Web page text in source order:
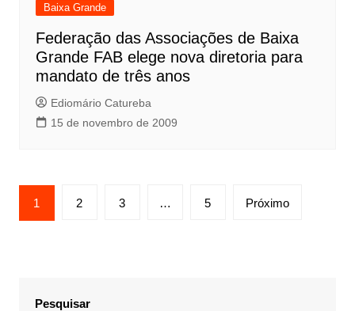
Baixa Grande
Federação das Associações de Baixa
Grande FAB elege nova diretoria para
mandato de três anos
Ediomário Catureba
15 de novembro de 2009
Paginação
de
1 2 3 … 5 Próximo
Pesquisar